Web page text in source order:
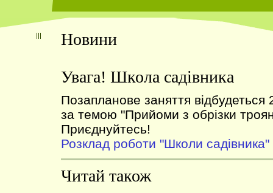
Новини
Увага! Школа садівника
Позапланове заняття
за темою "Прийоми з обрізки
Приєднуйтесь!
Розклад роботи "Школи садівника"
Читай також